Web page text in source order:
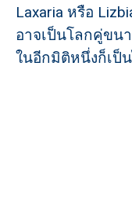
Laxaria หรือ
อาจเป็นโลกคู่ขน
ในอีกมิติหนึ่งก็เป็